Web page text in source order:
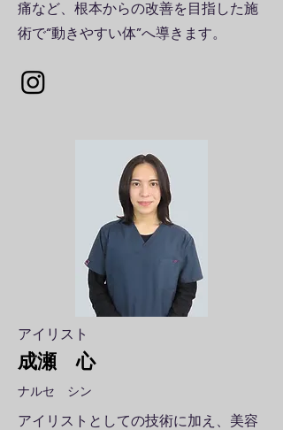
痛など、根本からの改善を目指した施
術で“動きやすい体”へ導きます。
アイリスト
成瀬 心
ナルセ シン
アイリストとしての技術に加え、美容